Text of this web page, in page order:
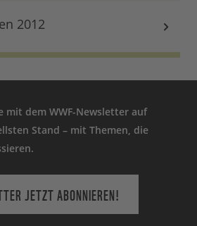
2012
mit dem WWF-Newsletter auf
Stand – mit Themen, die
JETZT ABONNIEREN!